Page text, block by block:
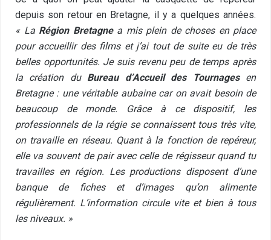
depuis son retour en Bretagne, il y a quelques années.
« La Région Bretagnea mis plein de choses en place
pour accueillir des films et j’ai tout de suite eu de très
belles opportunités. Je suis revenu peu de temps après
la création du Bureau d’Accueil des Tournagesen
Bretagne : une véritable aubaine car on avait besoin de
beaucoup de monde. Grâce à ce dispositif, les
professionnels de la régie se connaissent tous très vite,
on travaille en réseau. Quant à la fonction de repéreur,
elle va souvent de pair avec celle de régisseur quand tu
travailles en région. Les productions disposent d’une
banque de fiches et d’images qu’on alimente
régulièrement. L’information circule vite et bien à tous
les niveaux. »